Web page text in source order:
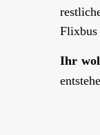
Flixbus
Ihr